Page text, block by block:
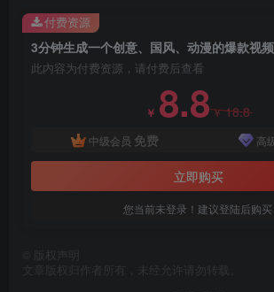
此内容为付费资源，请付费后查看
￥ 8.8￥18.8
中级会员 免费 高
立即购买
您当前未登录！建议登陆后购
付费资源
版权声明
文章版权归作者所有，未经允许请勿转载。